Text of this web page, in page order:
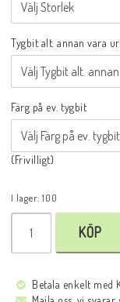
Tygbit alt. annan vara
Färg på ev. tygbit
(Frivilligt)
I lager: 100
KÖP
Betala enkelt med